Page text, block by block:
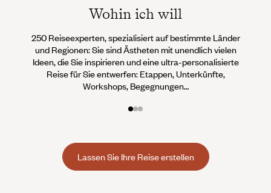
Wohin ich will
250 Reiseexperten, spezialisiert auf bestimmte Länder
und Regionen: Sie sind Ästheten mit unendlich vielen
Ideen, die Sie inspirieren und eine ultra-personalisierte
Reise für Sie entwerfen: Etappen, Unterkünfte,
Workshops, Begegnungen…
Lassen Sie Ihre Reise erstellen